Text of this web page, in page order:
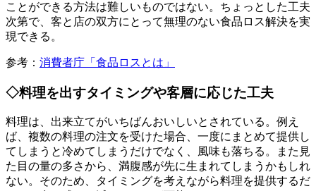
ことができる方法は難しいものではない。ちょっとした工夫
次第で、客と店の双方にとって無理のない食品ロス解決を実
現できる。
参考： 消費者庁「食品ロスとは」
◇料理を出すタイミングや客層に応じた工夫
料理は、出来立てがいちばんおいしいとされている。例え
ば、複数の料理の注文を受けた場合、一度にまとめて提供し
てしまうと冷めてしまうだけでなく、風味も落ちる。また見
た目の量の多さから、満腹感が先に生まれてしまうかもしれ
ない。そのため、タイミングを考えながら料理を提供するだ